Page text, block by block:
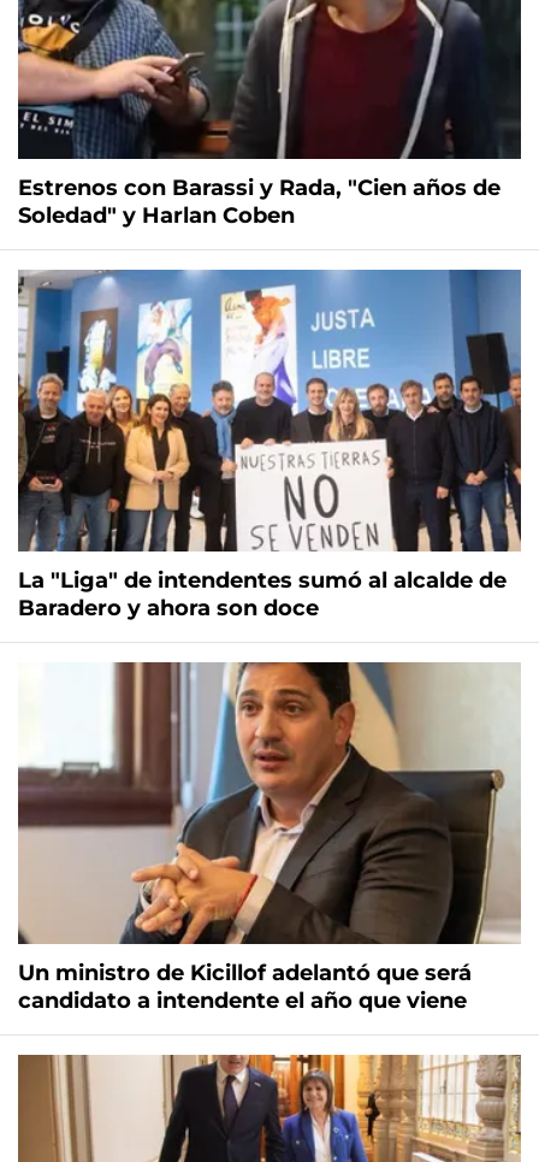
Estrenos con Barassi y Rada, "Cien años de
Soledad" y Harlan Coben
La "Liga" de intendentes sumó al alcalde de
Baradero y ahora son doce
Un ministro de Kicillof adelantó que será
candidato a intendente el año que viene